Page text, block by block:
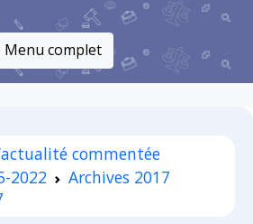
Menu complet
commentée
2022
Archives 2017